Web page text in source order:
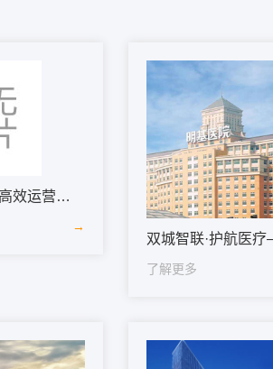
为现代医院高效运营筑基——西安市第九医院
→
了解更多